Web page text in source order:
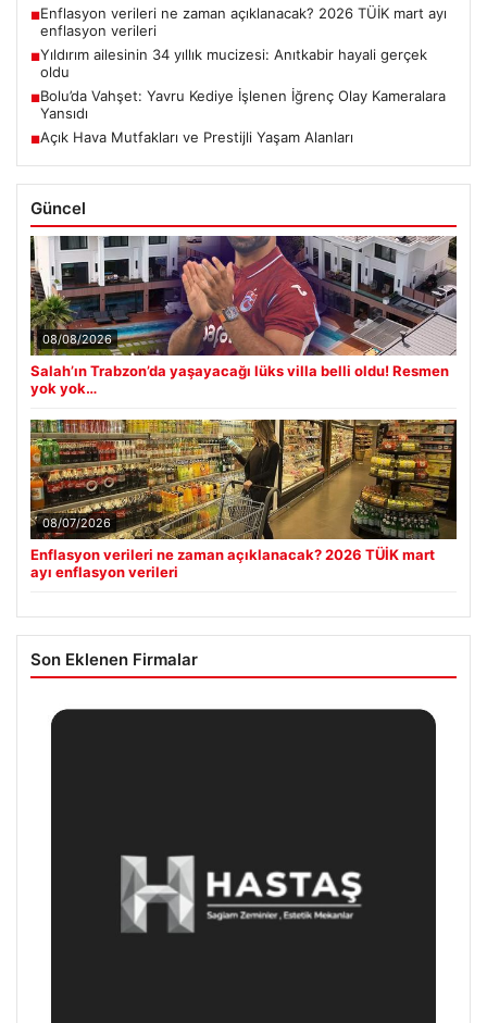
■Enflasyon verileri ne zaman açıklanacak? 2026 TÜİK mart ayı
enflasyon verileri
■Yıldırım ailesinin 34 yıllık mucizesi: Anıtkabir hayali gerçek
oldu
■Bolu’da Vahşet: Yavru Kediye İşlenen İğrenç Olay Kameralara
Yansıdı
■Açık Hava Mutfakları ve Prestijli Yaşam Alanları
Güncel
08/08/2026
Salah’ın Trabzon’da yaşayacağı lüks villa belli oldu! Resmen
yok yok…
08/07/2026
Enflasyon verileri ne zaman açıklanacak? 2026 TÜİK mart
ayı enflasyon verileri
Son Eklenen Firmalar